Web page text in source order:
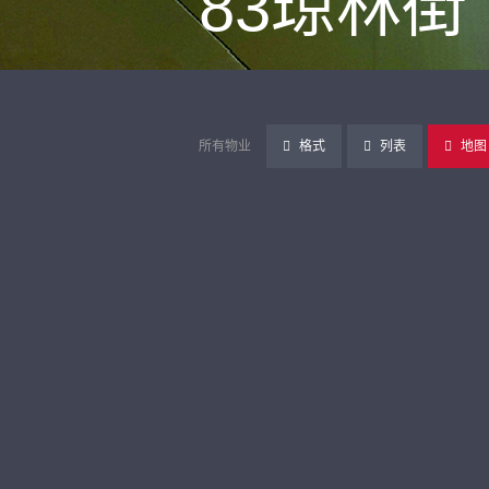
所有物业 格式 列表 地图